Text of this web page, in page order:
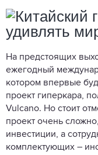
На предстоящих
ежегодный
котором впервые
проект гиперкара,
Vulcano. Но стоит
проект очень
инвестиции, а
комплектующих –